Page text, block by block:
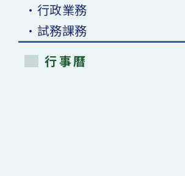
•行政業務
•試務課務
行事曆